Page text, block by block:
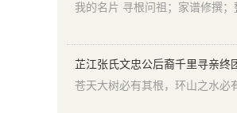
芷江张氏文忠公后裔千里寻亲终